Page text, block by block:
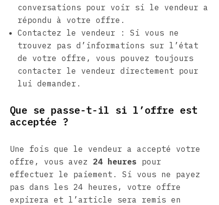
conversations pour voir si le vendeur a
répondu à votre offre.
Contactez le vendeur : Si vous ne
trouvez pas d’informations sur l’état
de votre offre, vous pouvez toujours
contacter le vendeur directement pour
lui demander.
Que se passe-t-il si l’offre est
acceptée ?
Une fois que le vendeur a accepté votre
offre, vous avez 24 heures pour
effectuer le paiement. Si vous ne payez
pas dans les 24 heures, votre offre
expirera et l’article sera remis en